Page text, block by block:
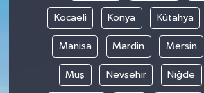
Kocaeli Konya Kütahya
Manisa Mardin Mersin
Muş Nevşehir Niğde